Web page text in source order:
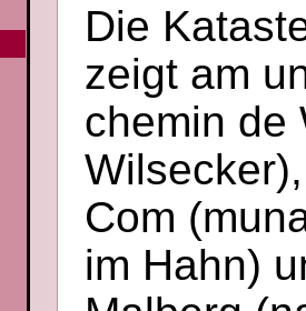
Die
zeigt am
chemin de
Com
im Hahn)